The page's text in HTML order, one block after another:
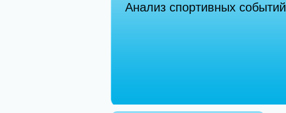
Анализ спортивных событий